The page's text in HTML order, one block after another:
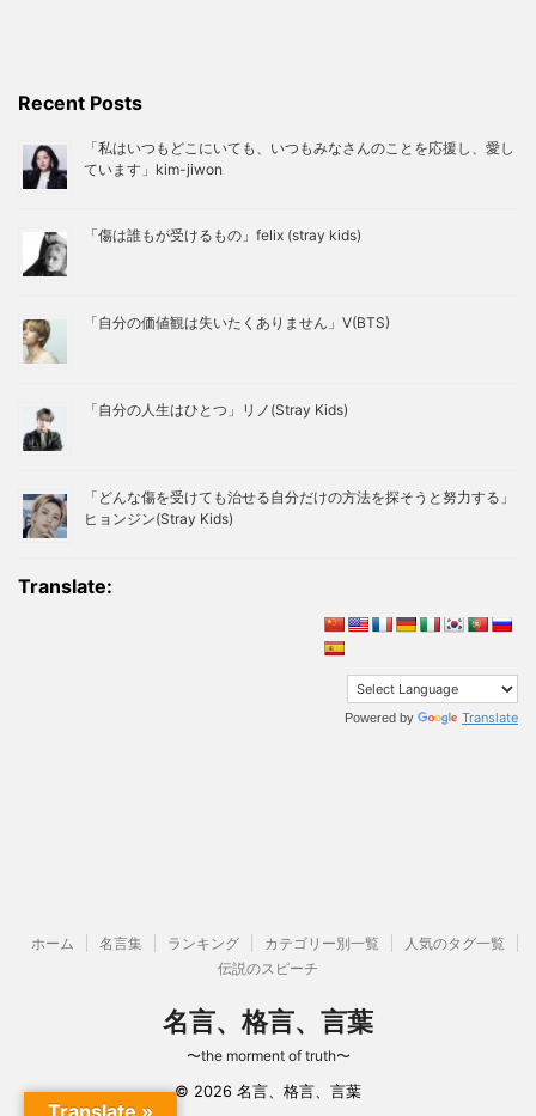
Recent Posts
「私はいつもどこにいても、いつもみなさんのことを応援し、愛し
ています」kim-jiwon
「傷は誰もが受けるもの」felix (stray kids)
「自分の価値観は失いたくありません」V(BTS)
「自分の人生はひとつ」リノ(Stray Kids)
「どんな傷を受けても治せる自分だけの方法を探そうと努力する」
ヒョンジン(Stray Kids)
Translate:
Powered by Translate
ホーム 名言集 ランキング カテゴリー別一覧
人気のタグ一覧
伝説のスピーチ
名言、格言、言葉
〜the morment of truth〜
© 2026 名言、格言、言葉
Translate »